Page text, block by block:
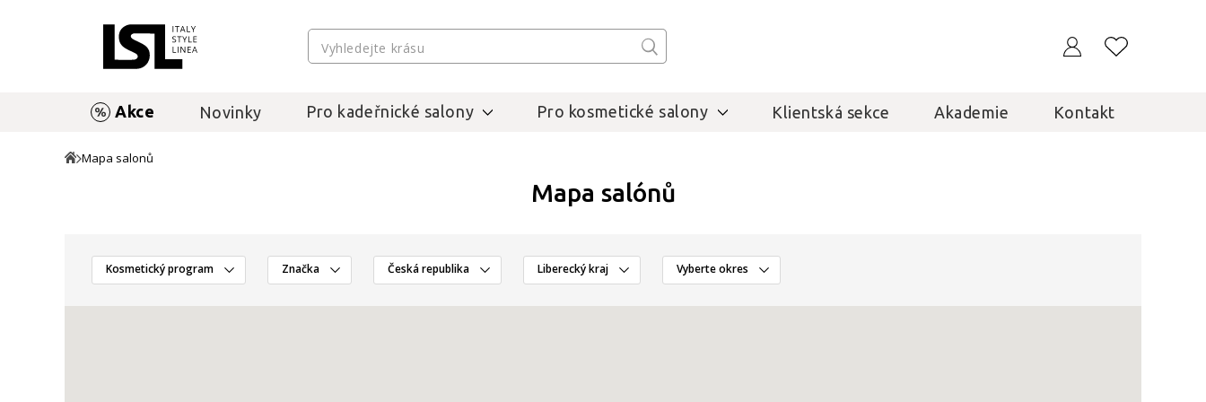
Akce Novinky Pro kadeřnické salony Pro kosmetické salony Klientská sekce Akademie Kontakt
Mapa salonů
Mapa salónů
Kosmetický program Značka Česká republika Liberecký kraj Vyberte okres